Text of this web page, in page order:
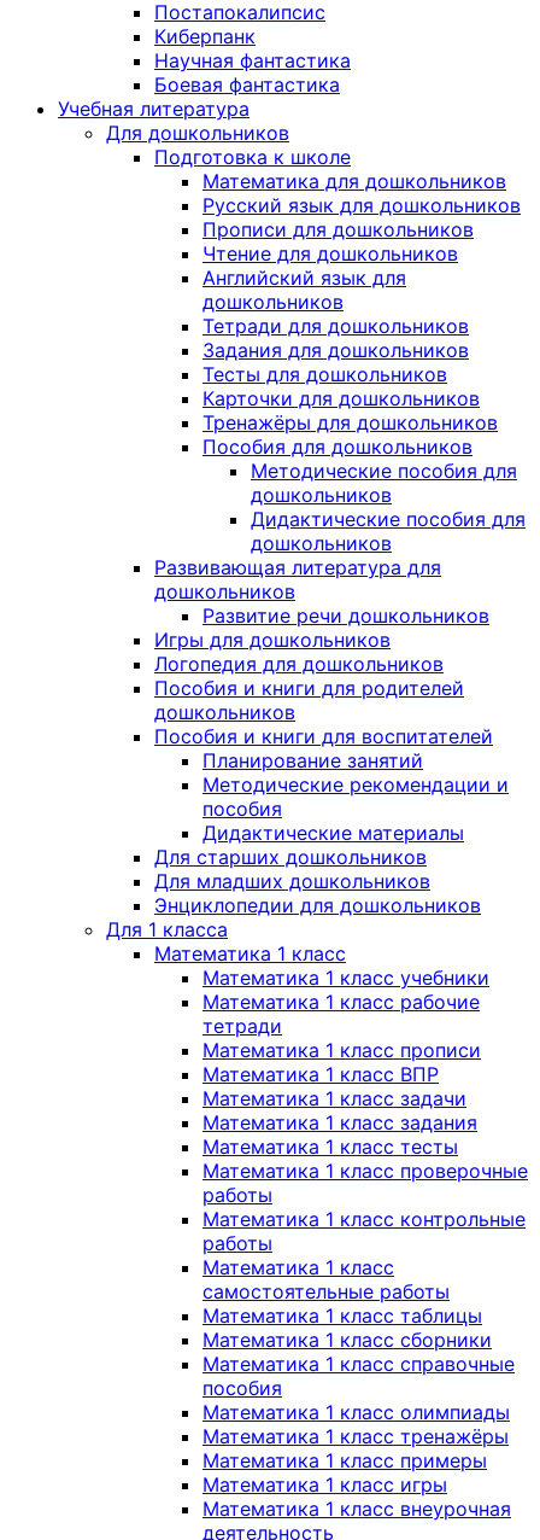
Постапокалипсис
Киберпанк
Научная фантастика
Боевая фантастика
Учебная литература
Для дошкольников
Подготовка к школе
Математика для дошкольников
Русский язык для дошкольников
Прописи для дошкольников
Чтение для дошкольников
Английский язык для
дошкольников
Тетради для дошкольников
Задания для дошкольников
Тесты для дошкольников
Карточки для дошкольников
Тренажёры для дошкольников
Пособия для дошкольников
Методические пособия для
дошкольников
Дидактические пособия для
дошкольников
Развивающая литература для
дошкольников
Развитие речи дошкольников
Игры для дошкольников
Логопедия для дошкольников
Пособия и книги для родителей
дошкольников
Пособия и книги для воспитателей
Планирование занятий
Методические рекомендации и
пособия
Дидактические материалы
Для старших дошкольников
Для младших дошкольников
Энциклопедии для дошкольников
Для 1 класса
Математика 1 класс
Математика 1 класс учебники
Математика 1 класс рабочие
тетради
Математика 1 класс прописи
Математика 1 класс ВПР
Математика 1 класс задачи
Математика 1 класс задания
Математика 1 класс тесты
Математика 1 класс проверочные
работы
Математика 1 класс контрольные
работы
Математика 1 класс
самостоятельные работы
Математика 1 класс таблицы
Математика 1 класс сборники
Математика 1 класс справочные
пособия
Математика 1 класс олимпиады
Математика 1 класс тренажёры
Математика 1 класс примеры
Математика 1 класс игры
Математика 1 класс внеурочная
деятельность